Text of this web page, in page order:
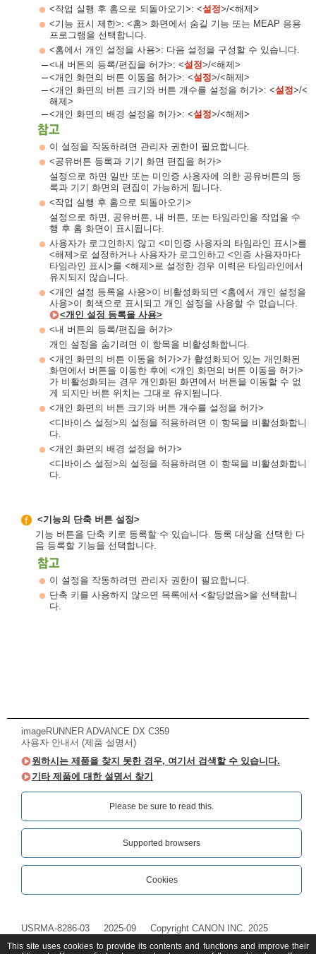
<작업 실행 후 홈으로 되돌아오기>: <설정>/<해제>
<기능 표시 제한>: <홈> 화면에서 숨길 기능 또는 MEAP 응용
프로그램을 선택합니다.
<홈에서 개인 설정을 사용>: 다음 설정을 구성할 수 있습니다.
<내 버튼의 등록/편집을 허가>: <설정>/<해제>
<개인 화면의 버튼 이동을 허가>: <설정>/<해제>
<개인 화면의 버튼 크기와 버튼 개수를 설정을 허가>: <설정>/<
해제>
<개인 화면의 배경 설정을 허가>: <설정>/<해제>
이 설정을 작동하려면 관리자 권한이 필요합니다.
<공유버튼 등록과 기기 화면 편집을 허가>
설정으로 하면 일반 또는 미인증 사용자에 의한 공유버튼의 등
록과 기기 화면의 편집이 가능하게 됩니다.
<작업 실행 후 홈으로 되돌아오기>
설정으로 하면, 공유버튼, 내 버튼, 또는 타임라인을 작업을 수
행 후 홈 화면이 표시됩니다.
사용자가 로그인하지 않고 <미인증 사용자의 타임라인 표시>를
<해제>로 설정하거나 사용자가 로그인하고 <인증 사용자마다
타임라인 표시>를 <해제>로 설정한 경우 이력은 타임라인에서
유지되지 않습니다.
<개인 설정 등록을 사용>이 비활성화되면 <홈에서 개인 설정을
사용>이 회색으로 표시되고 개인 설정을 사용할 수 없습니다.
<개인 설정 등록을 사용>
<내 버튼의 등록/편집을 허가>
개인 설정을 숨기려면 이 항목을 비활성화합니다.
<개인 화면의 버튼 이동을 허가>가 활성화되어 있는 개인화된
화면에서 버튼을 이동한 후에 <개인 화면의 버튼 이동을 허가>
가 비활성화되는 경우 개인화된 화면에서 버튼을 이동할 수 없
게 되지만 버튼 위치는 그대로 유지됩니다.
<개인 화면의 버튼 크기와 버튼 개수를 설정을 허가>
<디바이스 설정>의 설정을 적용하려면 이 항목을 비활성화합니
다.
<개인 화면의 배경 설정을 허가>
<디바이스 설정>의 설정을 적용하려면 이 항목을 비활성화합니
다.
<기능의 단축 버튼 설정>
기능 버튼을 단축 키로 등록할 수 있습니다. 등록 대상을 선택한 다
음 등록할 기능을 선택합니다.
이 설정을 작동하려면 관리자 권한이 필요합니다.
단축 키를 사용하지 않으면 목록에서 <할당없음>을 선택합니
다.
imageRUNNER ADVANCE DX C359
사용자 안내서 (제품 설명서)
원하시는 제품을 찾지 못한 경우, 여기서 검색할 수 있습니다.
기타 제품에 대한 설명서 찾기
Please be sure to read this.‎
Supported browsers
Cookies
USRMA-8286-03 2025-09 Copyright CANON INC. 2025
This site uses cookies to provide its contents and functions and improve their